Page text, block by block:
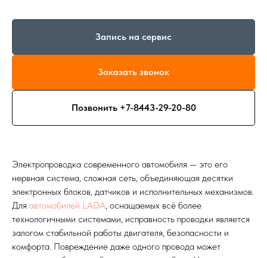
Запись на сервис
Заказать звонок
Позвонить +7-8443-29-20-80
Электропроводка современного автомобиля — это его
нервная система, сложная сеть, объединяющая десятки
электронных блоков, датчиков и исполнительных механизмов.
Для автомобилей LADA , оснащаемых всё более
технологичными системами, исправность проводки является
залогом стабильной работы двигателя, безопасности и
комфорта. Повреждение даже одного провода может